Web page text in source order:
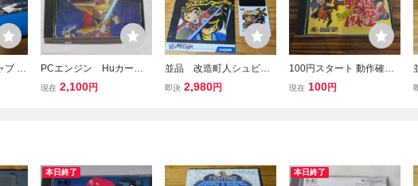
ブ ソ
PCエンジン Huカー
ド サイバークロス CY
現在 2,100円
並品 改造町人シュビビ
ンマン 箱説あり レト
即決 2,980円
100円スタート 動作確認
PCエンジン 戦国麻雀 Hu
現在 100円
本日終了 本日終了